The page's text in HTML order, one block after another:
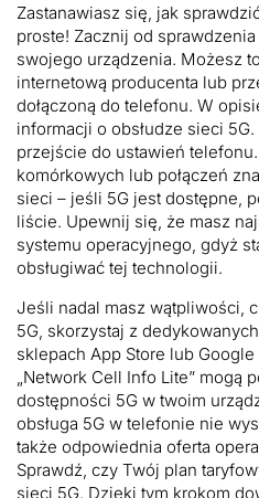
Zastanawiasz się, jak
proste! Zacznij od
swojego urządzenia. Możesz
internetową producenta lub
dołączoną do telefonu. W
informacji o obsłudze sieci
przejście do ustawień
komórkowych lub połączeń
sieci – jeśli 5G jest dostępne,
liście. Upewnij się, że masz
systemu operacyjnego, gdyż
obsługiwać tej technologii.
Jeśli nadal masz wątpliwości,
5G, skorzystaj z
sklepach App Store lub
„Network Cell Info Lite” mogą
dostępności 5G w twoim
obsługa 5G w telefonie nie
także odpowiednia oferta
Sprawdź, czy Twój plan
sieci 5G. Dzięki tym krokom